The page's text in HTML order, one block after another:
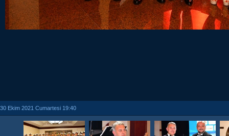
30 Ekim 2021 Cumartesi 19:40